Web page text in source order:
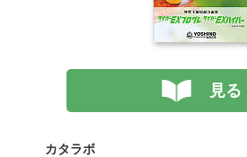
見る
カタラボ